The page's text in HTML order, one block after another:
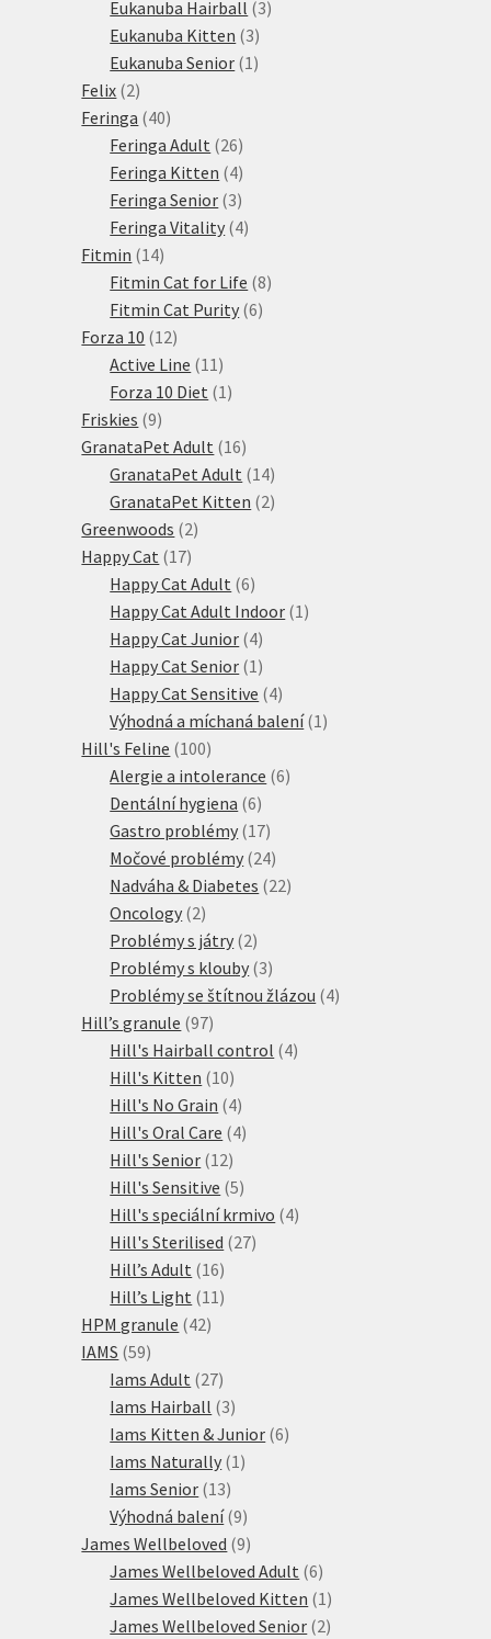
Eukanuba Hairball 33
Eukanuba Kitten 33
produkty
Eukanuba Senior 1 1
Felix 22
produkty
Feringa 4040
produktů
Feringa Adult 2626
produktů
Feringa Kitten 44
produkty
Feringa Senior 33
produkty
Feringa Vitality 44
Fitmin 1414
produktů
Fitmin Cat for Life 88
Fitmin Cat Purity 66
Forza 10 1212
produktů
Active Line 11 11
produktů
Forza 10 Diet 1 1
Friskies 99
produktů
GranataPet Adult 1616
produktů
GranataPet Adult 1414
produktů
GranataPet Kitten 22
Greenwoods 22
Happy Cat 1717
produktů
Happy Cat Adult 66
produktů
Happy Cat Adult Indoor 1 1
Happy Cat Junior 44
produkty
Happy Cat Senior 1 1
produkt
Happy Cat Sensitive 44
produkty
Výhodná a míchaná balení 1 1
Hill's Feline 100100
produktů
Alergie a intolerance 66
Dentální hygiena 66
produktů
Gastro problémy 1717
produktů
Močové problémy 2424
produktů
Nadváha & Diabetes 2222
Oncology 22
produkty
Problémy s játry 22
produkty
Problémy s klouby 33
produkty
Problémy se štítnou žlázou 44
Hill’s granule 9797
produktů
Hill's Hairball control 44
Hill's Kitten 1010
produktů
Hill's No Grain 44
produkty
Hill's Oral Care 44
Hill's Senior 1212
produktů
Hill's Sensitive 55
produktů
Hill's speciální krmivo 44
Hill's Sterilised 2727
Hill’s Adult 1616
produktů
Hill’s Light 11 11
HPM granule 4242
IAMS 5959
produktů
Iams Adult 2727
produktů
Iams Hairball 33
produkty
Iams Kitten & Junior 66
Iams Naturally 1 1
Iams Senior 1313
produktů
Výhodná balení 99
produktů
James Wellbeloved 99
produktů
James Wellbeloved Adult 66
produktů
James Wellbeloved Kitten 1 1
produkt
James Wellbeloved Senior 22